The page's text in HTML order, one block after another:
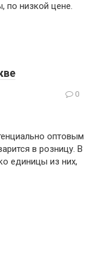
по низкой цене.
0
оптовым
в розницу. В
единицы из них,